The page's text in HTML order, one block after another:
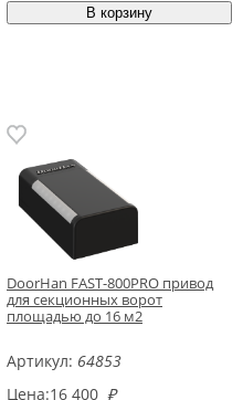
DoorHan FAST-800PRO привод
для секционных ворот
площадью до 16 м2
Артикул: 64853
Цена:16 400 ₽